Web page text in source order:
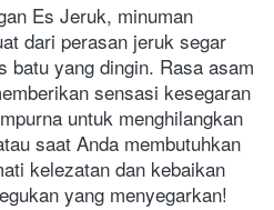
Es Jeruk, minuman
dari perasan jeruk segar
batu yang dingin. Rasa asam
sensasi kesegaran
untuk menghilangkan
saat Anda membutuhkan
kelezatan dan kebaikan
yang menyegarkan!